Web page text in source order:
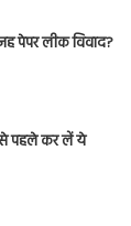
पेपर लीक विवाद?
से पहले कर लें ये